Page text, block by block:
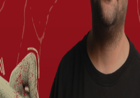
Şehrindeki tüm etkinlikleri tek uygulamadan
görüntüle, kendi etkinliğini oluştur
ve EventBuddy'ni bul!